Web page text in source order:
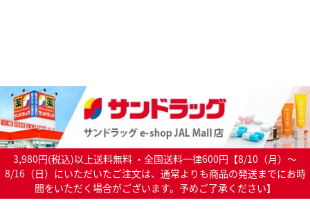
3,980円(税込)以上送料無料 ・全国送料一律600円【8/10（月）～
8/16（日）にいただいたご注文は、通常よりも商品の発送までにお時
間をいただく場合がございます。予めご了承ください】